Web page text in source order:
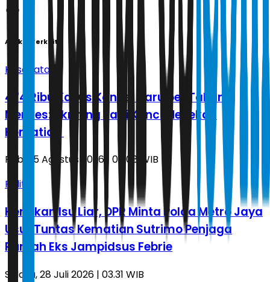
Artikel Terkait
Kesehatan
474 Ribu Kasus Kanker Baru per Tahun,
Menkes: Skrining Jadi Kunci Menekan
Kematian
Rabu, 5 Agustus 2026 | 00.08 WIB
Politik
Hentikan Isu Liar, DPR Minta Polda Metro Jaya
Usut Tuntas Kematian Sutrimo Penjaga
Rumah Eks Jampidsus Febrie
Selasa, 28 Juli 2026 | 03.31 WIB